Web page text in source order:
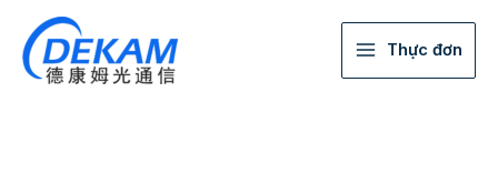
Thực đơn